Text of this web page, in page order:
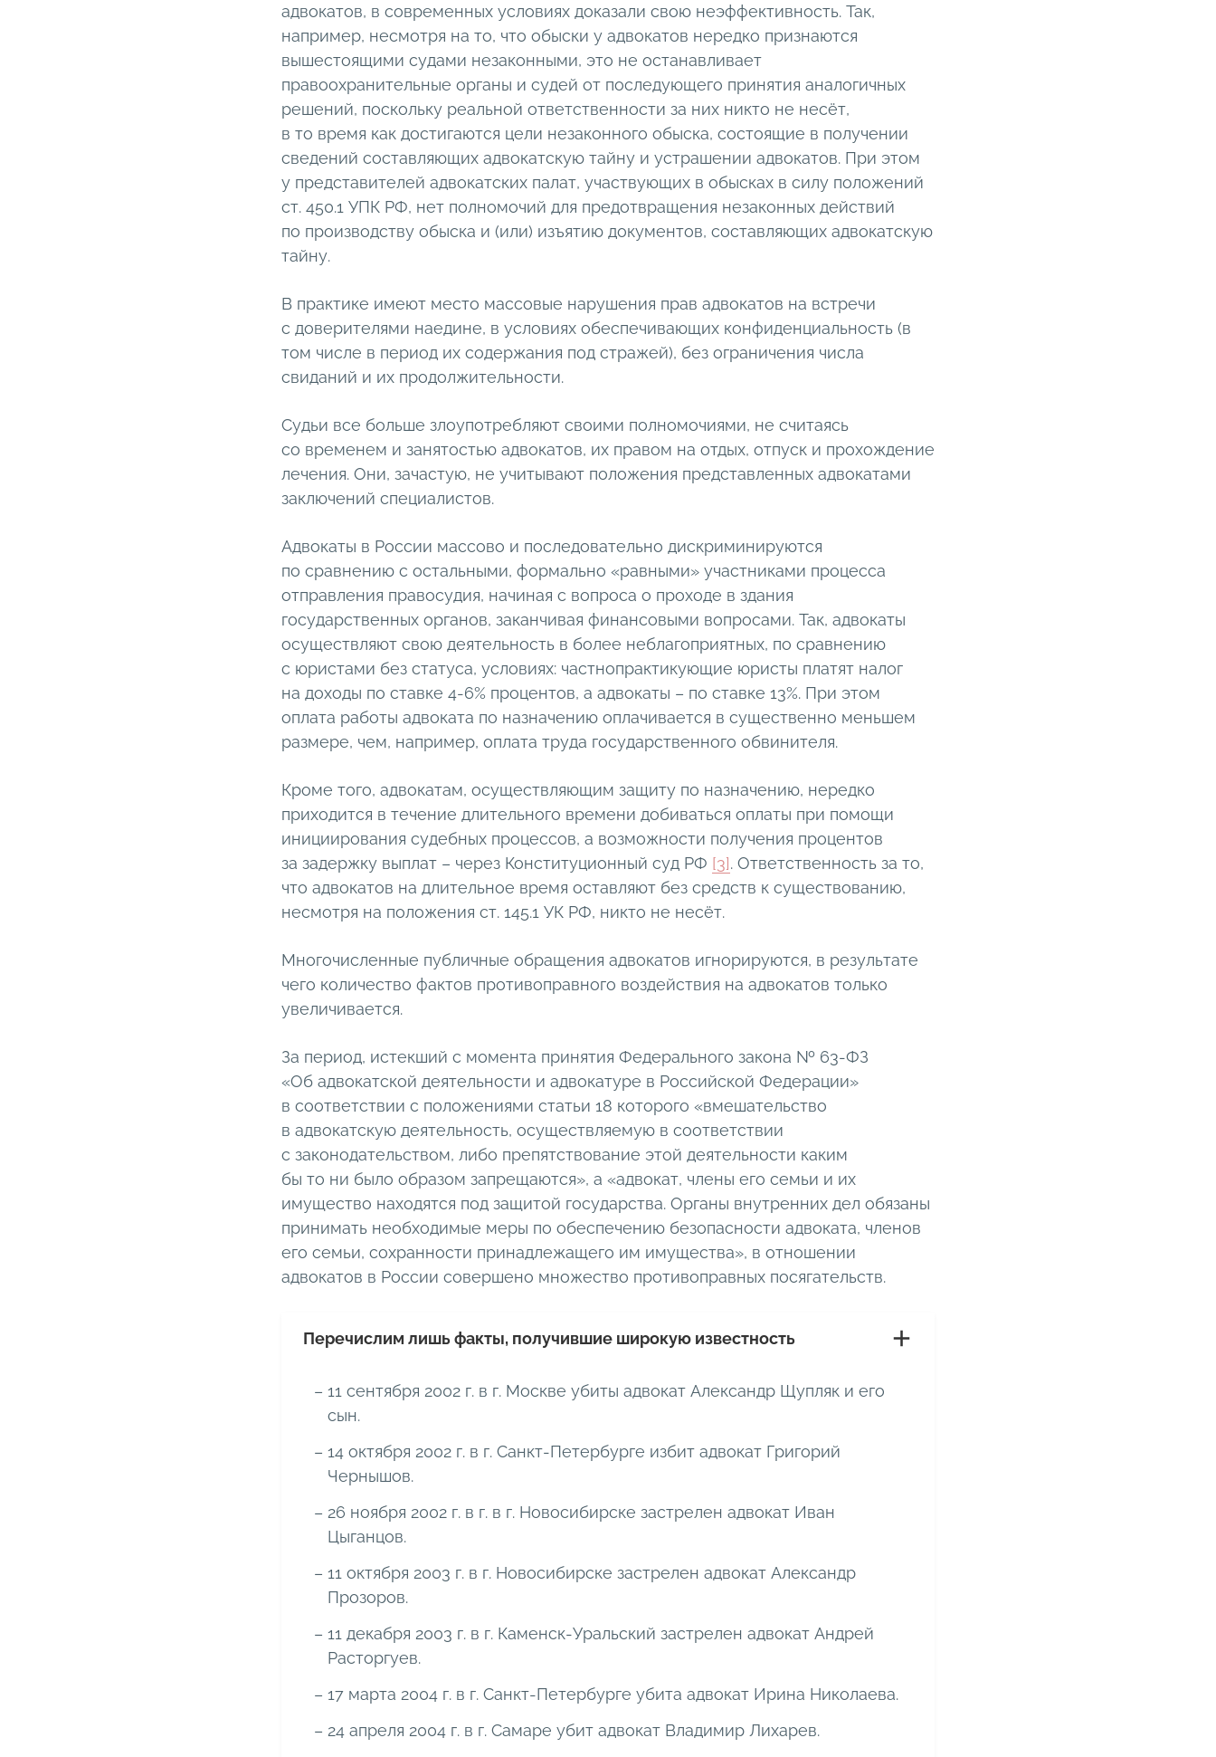
адвокатов, в современных условиях доказали свою неэффективность. Так,
например, несмотря на то, что обыски у адвокатов нередко признаются
вышестоящими судами незаконными, это не останавливает
правоохранительные органы и судей от последующего принятия аналогичных
решений, поскольку реальной ответственности за них никто не несёт,
в то время как достигаются цели незаконного обыска, состоящие в получении
сведений составляющих адвокатскую тайну и устрашении адвокатов. При этом
у представителей адвокатских палат, участвующих в обысках в силу положений
ст. 450.1 УПК РФ, нет полномочий для предотвращения незаконных действий
по производству обыска и (или) изъятию документов, составляющих адвокатскую
тайну.
В практике имеют место массовые нарушения прав адвокатов на встречи
с доверителями наедине, в условиях обеспечивающих конфиденциальность (в
том числе в период их содержания под стражей), без ограничения числа
свиданий и их продолжительности.
Судьи все больше злоупотребляют своими полномочиями, не считаясь
со временем и занятостью адвокатов, их правом на отдых, отпуск и прохождение
лечения. Они, зачастую, не учитывают положения представленных адвокатами
заключений специалистов.
Адвокаты в России массово и последовательно дискриминируются
по сравнению с остальными, формально «равными» участниками процесса
отправления правосудия, начиная с вопроса о проходе в здания
государственных органов, заканчивая финансовыми вопросами. Так, адвокаты
осуществляют свою деятельность в более неблагоприятных, по сравнению
с юристами без статуса, условиях: частнопрактикующие юристы платят налог
на доходы по ставке 4-6% процентов, а адвокаты – по ставке 13%. При этом
оплата работы адвоката по назначению оплачивается в существенно меньшем
размере, чем, например, оплата труда государственного обвинителя.
Кроме того, адвокатам, осуществляющим защиту по назначению, нередко
приходится в течение длительного времени добиваться оплаты при помощи
инициирования судебных процессов, а возможности получения процентов
за задержку выплат – через Конституционный суд РФ [3]. Ответственность за то,
что адвокатов на длительное время оставляют без средств к существованию,
несмотря на положения ст. 145.1 УК РФ, никто не несёт.
Многочисленные публичные обращения адвокатов игнорируются, в результате
чего количество фактов противоправного воздействия на адвокатов только
увеличивается.
За период, истекший с момента принятия Федерального закона № 63-ФЗ
«Об адвокатской деятельности и адвокатуре в Российской Федерации»
в соответствии с положениями статьи 18 которого «вмешательство
в адвокатскую деятельность, осуществляемую в соответствии
с законодательством, либо препятствование этой деятельности каким
бы то ни было образом запрещаются», а «адвокат, члены его семьи и их
имущество находятся под защитой государства. Органы внутренних дел обязаны
принимать необходимые меры по обеспечению безопасности адвоката, членов
его семьи, сохранности принадлежащего им имущества», в отношении
адвокатов в России совершено множество противоправных посягательств.
Перечислим лишь факты, получившие широкую известность
11 сентября 2002 г. в г. Москве убиты адвокат Александр Щупляк и его
сын.
14 октября 2002 г. в г. Санкт-Петербурге избит адвокат Григорий
Чернышов.
26 ноября 2002 г. в г. в г. Новосибирске застрелен адвокат Иван
Цыганцов.
11 октября 2003 г. в г. Новосибирске застрелен адвокат Александр
Прозоров.
11 декабря 2003 г. в г. Каменск-Уральский застрелен адвокат Андрей
Расторгуев.
17 марта 2004 г. в г. Санкт-Петербурге убита адвокат Ирина Николаева.
24 апреля 2004 г. в г. Самаре убит адвокат Владимир Лихарев.